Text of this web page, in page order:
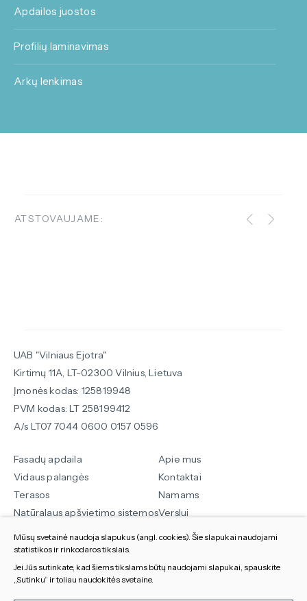
Apdailos juostos
Profilių laminavimas
Arkų lenkimas
ATSTOVAUJAME:
UAB "Vilniaus Ejotra"
Kirtimų 11A, LT-02300 Vilnius, Lietuva
Įmonės kodas: 125819948
PVM kodas: LT 258199412
A/s LT07 7044 0600 0157 0596
Fasadų apdaila
Vidaus palangės
Terasos
Natūralaus apšvietimo sistemos
Apie mus
Kontaktai
Namams
Verslui
Sekite mus
Slapukų parinktys
Duomenų apsauga
Susisiekite:
+370 5 264 9060
Mūsų svetainė naudoja slapukus (angl. cookies). Šie slapukai naudojami
statistikos ir rinkodaros tikslais.
Jei Jūs sutinkate, kad šiems tikslams būtų naudojami slapukai, spauskite
„Sutinku“ ir toliau naudokitės svetaine.